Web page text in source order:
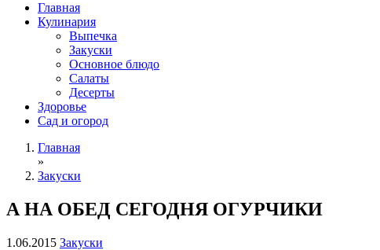
Главная
Кулинария
Выпечка
Закуски
Основное блюдо
Салаты
Десерты
Здоровье
Сад и огород
Главная
»
Закуски
А НА ОБЕД СЕГОДНЯ ОГУРЧИКИ
1.06.2015 Закуски